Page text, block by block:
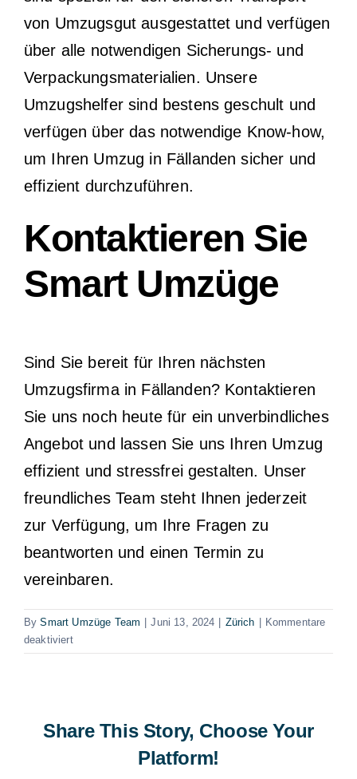
von Umzugsgut ausgestattet und verfügen
über alle notwendigen Sicherungs- und
Verpackungsmaterialien. Unsere
Umzugshelfer sind bestens geschult und
verfügen über das notwendige Know-how,
um Ihren Umzug in Fällanden sicher und
effizient durchzuführen.
Kontaktieren Sie
Smart Umzüge
Sind Sie bereit für Ihren nächsten
Umzugsfirma in Fällanden? Kontaktieren
Sie uns noch heute für ein unverbindliches
Angebot und lassen Sie uns Ihren Umzug
effizient und stressfrei gestalten. Unser
freundliches Team steht Ihnen jederzeit
zur Verfügung, um Ihre Fragen zu
beantworten und einen Termin zu
vereinbaren.
BySmart Umzüge Team Juni 13, 2024 Zürich
Kommentare
deaktiviertfür
Umzugsfirma
Share This Story, Choose Your
Platform!